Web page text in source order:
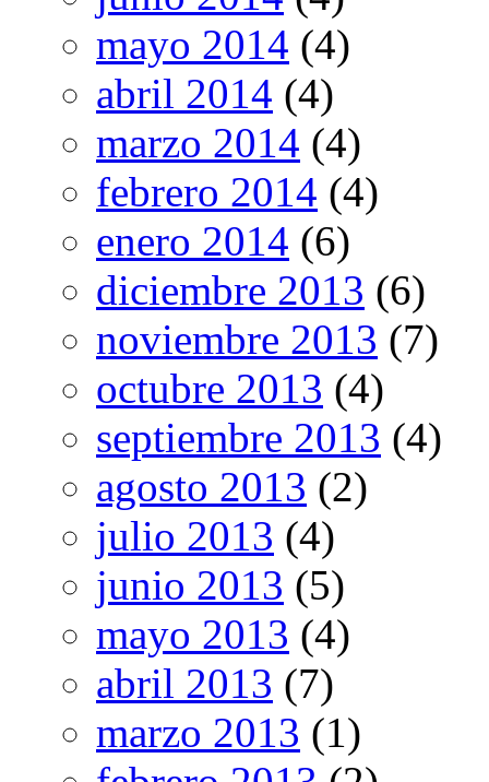
mayo 2014 (4)
abril 2014 (4)
marzo 2014 (4)
febrero 2014 (4)
enero 2014 (6)
diciembre 2013 (6)
noviembre 2013 (7)
octubre 2013 (4)
septiembre 2013 (4)
agosto 2013 (2)
julio 2013 (4)
junio 2013 (5)
mayo 2013 (4)
abril 2013 (7)
marzo 2013 (1)